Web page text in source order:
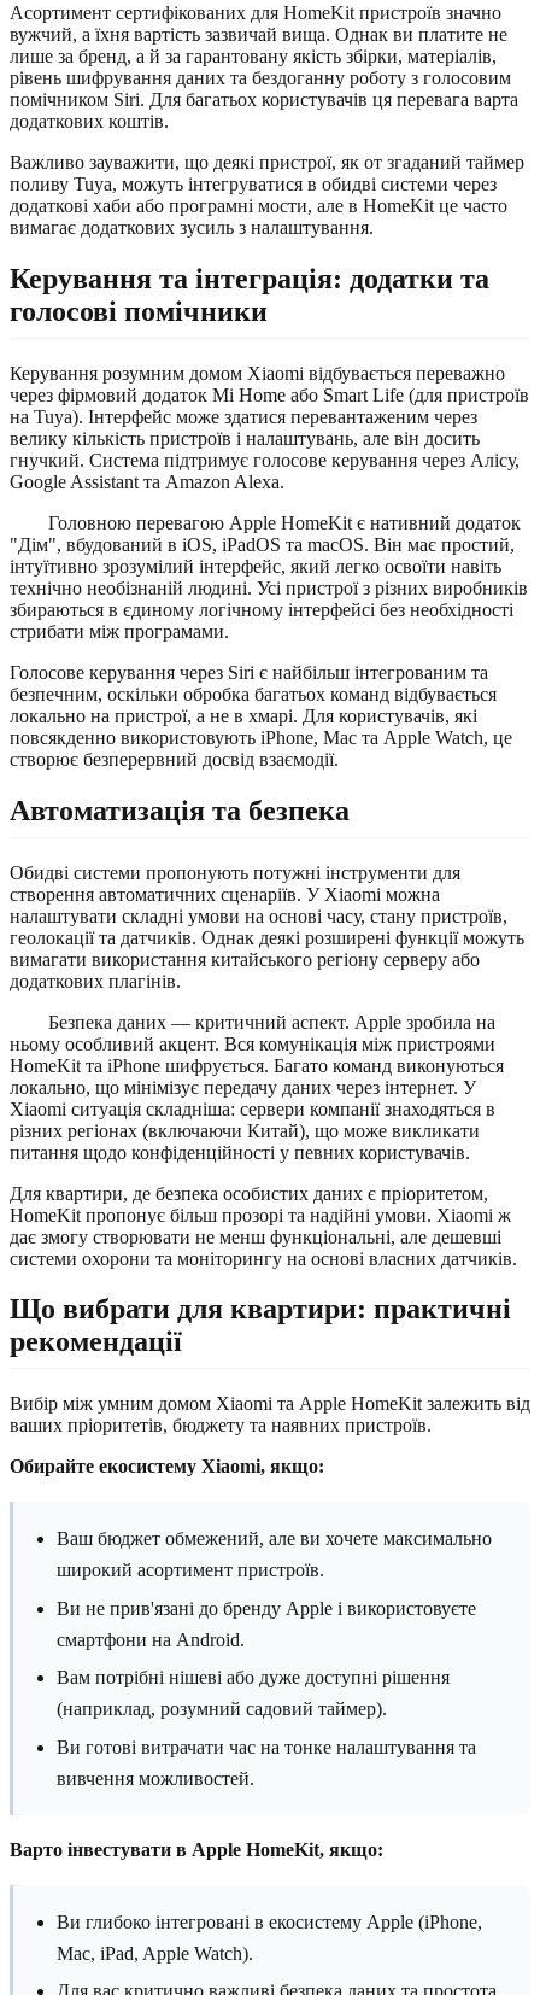
Асортимент сертифікованих для HomeKit пристроїв значно
вужчий, а їхня вартість зазвичай вища. Однак ви платите не
лише за бренд, а й за гарантовану якість збірки, матеріалів,
рівень шифрування даних та бездоганну роботу з голосовим
помічником Siri. Для багатьох користувачів ця перевага варта
додаткових коштів.
Важливо зауважити, що деякі пристрої, як от згаданий таймер
поливу Tuya, можуть інтегруватися в обидві системи через
додаткові хаби або програмні мости, але в HomeKit це часто
вимагає додаткових зусиль з налаштування.
Керування та інтеграція: додатки та
голосові помічники
Керування розумним домом Xiaomi відбувається переважно
через фірмовий додаток Mi Home або Smart Life (для пристроїв
на Tuya). Інтерфейс може здатися перевантаженим через
велику кількість пристроїв і налаштувань, але він досить
гнучкий. Система підтримує голосове керування через Алісу,
Google Assistant та Amazon Alexa.
Головною перевагою Apple HomeKit є нативний додаток
"Дім", вбудований в iOS, iPadOS та macOS. Він має простий,
інтуїтивно зрозумілий інтерфейс, який легко освоїти навіть
технічно необізнаній людині. Усі пристрої з різних виробників
збираються в єдиному логічному інтерфейсі без необхідності
стрибати між програмами.
Голосове керування через Siri є найбільш інтегрованим та
безпечним, оскільки обробка багатьох команд відбувається
локально на пристрої, а не в хмарі. Для користувачів, які
повсякденно використовують iPhone, Mac та Apple Watch, це
створює безперервний досвід взаємодії.
Автоматизація та безпека
Обидві системи пропонують потужні інструменти для
створення автоматичних сценаріїв. У Xiaomi можна
налаштувати складні умови на основі часу, стану пристроїв,
геолокації та датчиків. Однак деякі розширені функції можуть
вимагати використання китайського регіону серверу або
додаткових плагінів.
Безпека даних — критичний аспект. Apple зробила на
ньому особливий акцент. Вся комунікація між пристроями
HomeKit та iPhone шифрується. Багато команд виконуються
локально, що мінімізує передачу даних через інтернет. У
Xiaomi ситуація складніша: сервери компанії знаходяться в
різних регіонах (включаючи Китай), що може викликати
питання щодо конфіденційності у певних користувачів.
Для квартири, де безпека особистих даних є пріоритетом,
HomeKit пропонує більш прозорі та надійні умови. Xiaomi ж
дає змогу створювати не менш функціональні, але дешевші
системи охорони та моніторингу на основі власних датчиків.
Що вибрати для квартири: практичні
рекомендації
Вибір між умним домом Xiaomi та Apple HomeKit залежить від
ваших пріоритетів, бюджету та наявних пристроїв.
Обирайте екосистему Xiaomi, якщо:
Ваш бюджет обмежений, але ви хочете максимально
широкий асортимент пристроїв.
Ви не прив'язані до бренду Apple і використовуєте
смартфони на Android.
Вам потрібні нішеві або дуже доступні рішення
(наприклад, розумний садовий таймер).
Ви готові витрачати час на тонке налаштування та
вивчення можливостей.
Варто інвестувати в Apple HomeKit, якщо:
Ви глибоко інтегровані в екосистему Apple (iPhone,
Mac, iPad, Apple Watch).